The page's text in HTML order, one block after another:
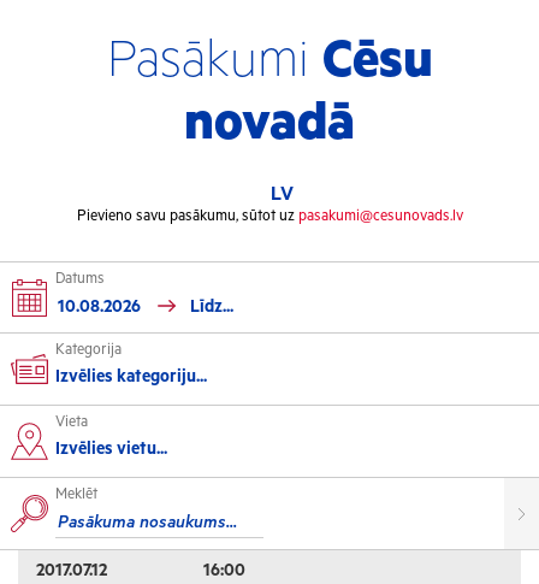
Pasākumi Cēsu
novadā
LV
Pievieno savu pasākumu, sūtot uz pasakumi@cesunovads.lv
Datums
Kategorija
Izvēlies kategoriju...
Kultūra
Izstādes
Koncerti
Izrādes
Vieta
Izvēlies vietu...
Meklēt
2017.07.12 16:00